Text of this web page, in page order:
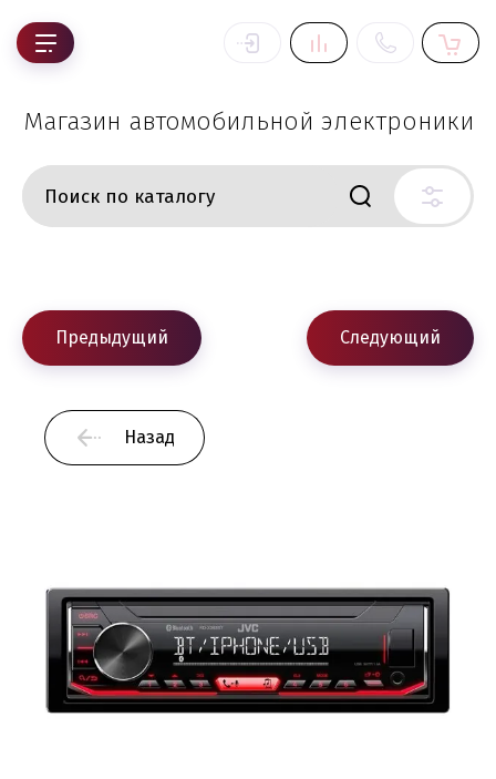
Магазин автомобильной электроники
Предыдущий Следующий
Назад